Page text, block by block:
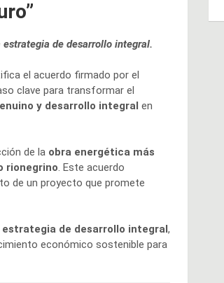
de desarrollo integral.
el acuerdo firmado por el
clave para transformar el
y desarrollo integral en
de la obra energética más
rionegrino. Este acuerdo
de un proyecto que promete
estrategia de desarrollo integral,
económico sostenible para